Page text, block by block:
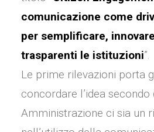
comunicazione come
per semplificare,
trasparenti le istituzioni”.
Le prime rilevazioni porta
concordare l’idea
Amministrazione ci sia un